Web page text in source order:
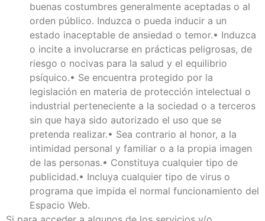
buenas costumbres generalmente aceptadas o al
orden público. Induzca o pueda inducir a un
estado inaceptable de ansiedad o temor.• Induzca
o incite a involucrarse en prácticas peligrosas, de
riesgo o nocivas para la salud y el equilibrio
psíquico.• Se encuentra protegido por la
legislación en materia de protección intelectual o
industrial perteneciente a la sociedad o a terceros
sin que haya sido autorizado el uso que se
pretenda realizar.• Sea contrario al honor, a la
intimidad personal y familiar o a la propia imagen
de las personas.• Constituya cualquier tipo de
publicidad.• Incluya cualquier tipo de virus o
programa que impida el normal funcionamiento del
Espacio Web.